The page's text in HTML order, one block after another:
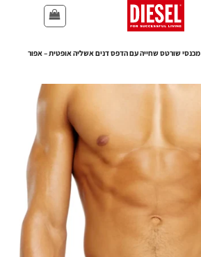
מכנסי שורטס שחייה עם הדפס דנים אשליה אופטית – אפור